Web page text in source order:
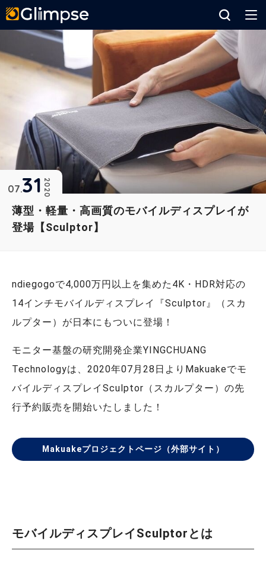
薄型・軽量・高画質のモバイルディスプレイが
登場【Sculptor】
2020
07 31
ndiegogoで4,000万円以上を集めた4K・HDR対応の
14インチモバイルディスプレイ『Sculptor』（スカ
ルプター）が日本にもついに登場！
モニター基盤の研究開発企業YINGCHUANG
Technologyは、2020年07月28日よりMakuakeでモ
バイルディスプレイSculptor（スカルプター）の先
行予約販売を開始いたしました！
Makuakeプロジェクトページ（外部サイト）
モバイルディスプレイSculptorとは